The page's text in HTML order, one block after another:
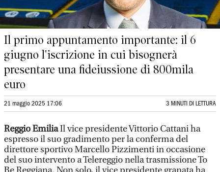
Il primo appuntamento importante: il 6
giugno l'iscrizione in cui bisognerà
presentare una fideiussione di 800mila
euro
21 maggio 2025 17:06 3 MINUTI DI LETTURA
Reggio EmiliaIl vice presidente Vittorio Cattani ha
espresso il suo gradimento per la conferma del
direttore sportivo Marcello Pizzimenti in occasione
del suo intervento a Telereggio nella trasmissione To